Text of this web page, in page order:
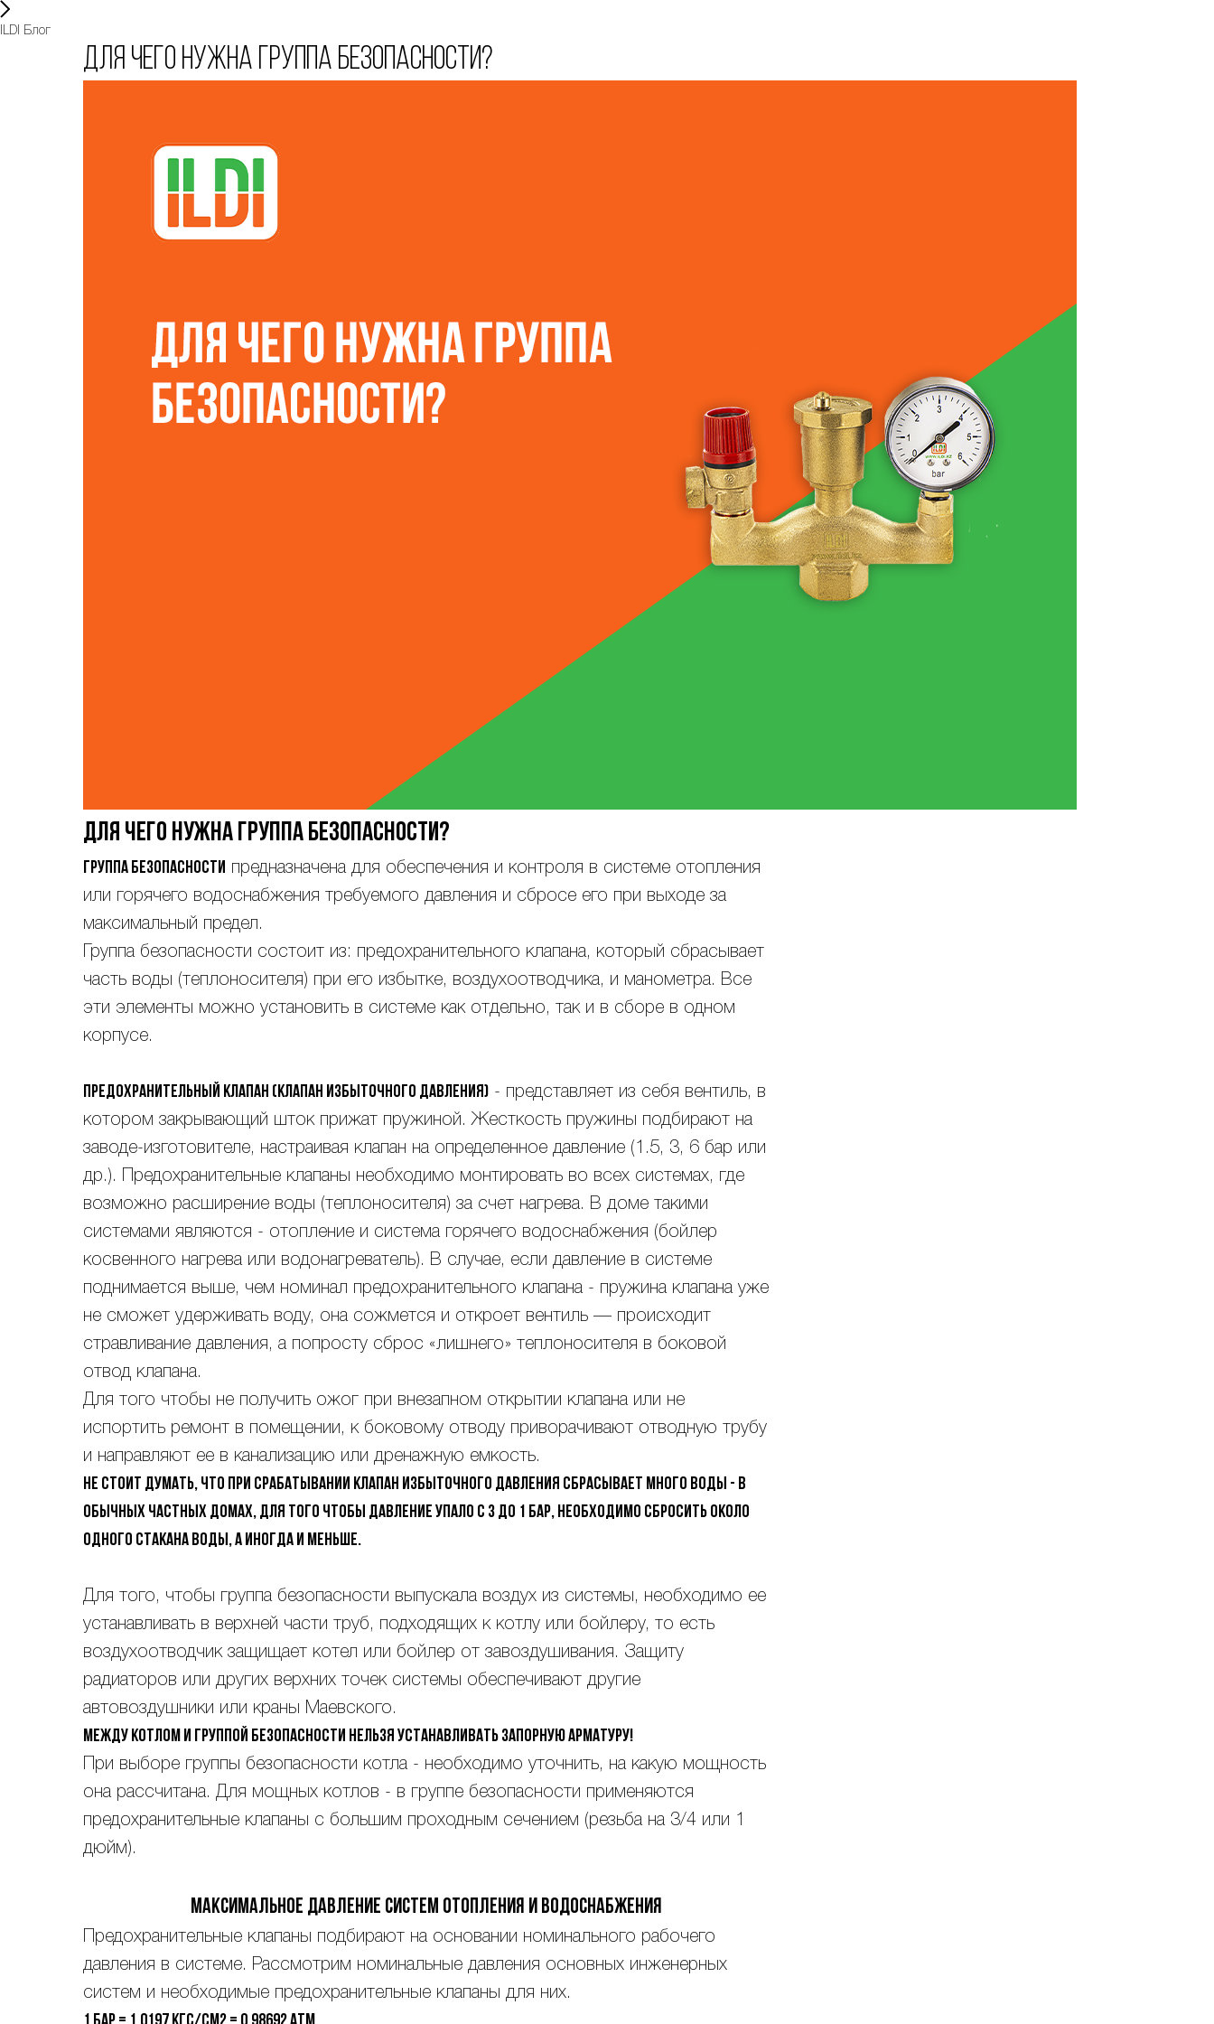
ILDI Блог
Для чего нужна группа безопасности?
Для чего нужна группа безопасности?
Группа безопасности предназначена для обеспечения и контроля в системе отопления
или горячего водоснабжения требуемого давления и сбросе его при выходе за
максимальный предел.
Группа безопасности состоит из: предохранительного клапана, который сбрасывает
часть воды (теплоносителя) при его избытке, воздухоотводчика, и манометра. Все
эти элементы можно установить в системе как отдельно, так и в сборе в одном
корпусе.
Предохранительный клапан (клапан избыточного давления) - представляет из себя вентиль, в
котором закрывающий шток прижат пружиной. Жесткость пружины подбирают на
заводе-изготовителе, настраивая клапан на определенное давление (1.5, 3, 6 бар или
др.). Предохранительные клапаны необходимо монтировать во всех системах, где
возможно расширение воды (теплоносителя) за счет нагрева. В доме такими
системами являются - отопление и система горячего водоснабжения (бойлер
косвенного нагрева или водонагреватель). В случае, если давление в системе
поднимается выше, чем номинал предохранительного клапана - пружина клапана уже
не сможет удерживать воду, она сожмется и откроет вентиль — происходит
стравливание давления, а попросту сброс «лишнего» теплоносителя в боковой
отвод клапана.
Для того чтобы не получить ожог при внезапном открытии клапана или не
испортить ремонт в помещении, к боковому отводу приворачивают отводную трубу
и направляют ее в канализацию или дренажную емкость.
Не стоит думать, что при срабатывании клапан избыточного давления сбрасывает много воды - в
обычных частных домах, для того чтобы давление упало с 3 до 1 бар, необходимо сбросить около
одного стакана воды, а иногда и меньше.
Для того, чтобы группа безопасности выпускала воздух из системы, необходимо ее
устанавливать в верхней части труб, подходящих к котлу или бойлеру, то есть
воздухоотводчик защищает котел или бойлер от завоздушивания. Защиту
радиаторов или других верхних точек системы обеспечивают другие
автовоздушники или краны Маевского.
Между котлом и группой безопасности нельзя устанавливать запорную арматуру!
При выборе группы безопасности котла - необходимо уточнить, на какую мощность
она рассчитана. Для мощных котлов - в группе безопасности применяются
предохранительные клапаны с большим проходным сечением (резьба на 3/4 или 1
дюйм).
Максимальное давление систем отопления и водоснабжения
Предохранительные клапаны подбирают на основании номинального рабочего
давления в системе. Рассмотрим номинальные давления основных инженерных
систем и необходимые предохранительные клапаны для них.